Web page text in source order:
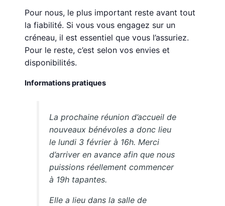
Pour nous, le plus important reste avant tout
la fiabilité. Si vous vous engagez sur un
créneau, il est essentiel que vous l’assuriez.
Pour le reste, c’est selon vos envies et
disponibilités.
Informations pratiques
La prochaine réunion d’accueil de
nouveaux bénévoles a donc lieu
le lundi 3 février à 16h. Merci
d’arriver en avance afin que nous
puissions réellement commencer
à 19h tapantes.
Elle a lieu dans la salle de